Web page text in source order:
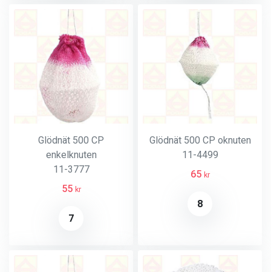
Glödnät 500 CP
enkelknuten
11-3777
55 kr
7
Glödnät 500 CP oknuten
11-4499
65 kr
8